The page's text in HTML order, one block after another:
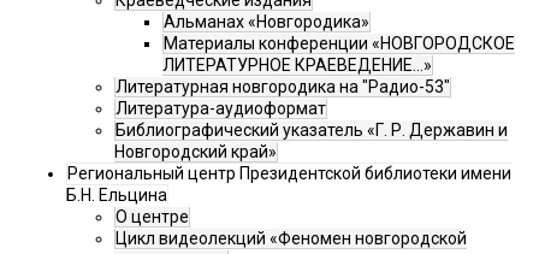
Альманах «Новгородика»
Материалы конференции «НОВГОРОДСКОЕ
ЛИТЕРАТУРНОЕ КРАЕВЕДЕНИЕ...»
Литературная новгородика на "Радио-53"
Литература-аудиоформат
Библиографический указатель «Г. Р. Державин и
Новгородский край»
Региональный центр Президентской библиотеки имени
Б.Н. Ельцина
О центре
Цикл видеолекций «Феномен новгородской